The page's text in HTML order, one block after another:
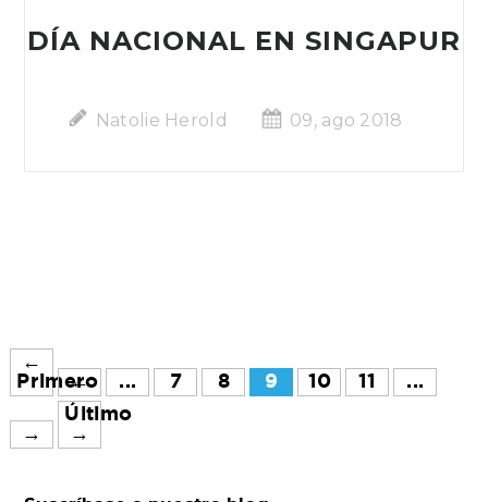
DÍA NACIONAL EN SINGAPUR
Natolie Herold 09, ago 2018
←
Primero
← ... 7 8 9 10 11 ...
→
Último
→